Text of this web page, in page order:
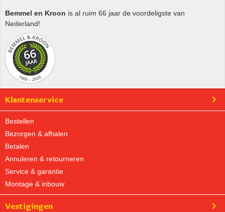
Bemmel en Kroon is al ruim 66 jaar de voordeligste van
Nederland!
Klantenservice
Bestellen
Bezorgen & afhalen
Betalen
Annuleren & retourneren
Service & garantie
Montage & inbouw
Vestigingen